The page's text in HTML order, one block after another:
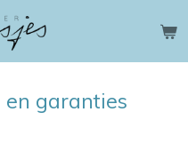
en garanties